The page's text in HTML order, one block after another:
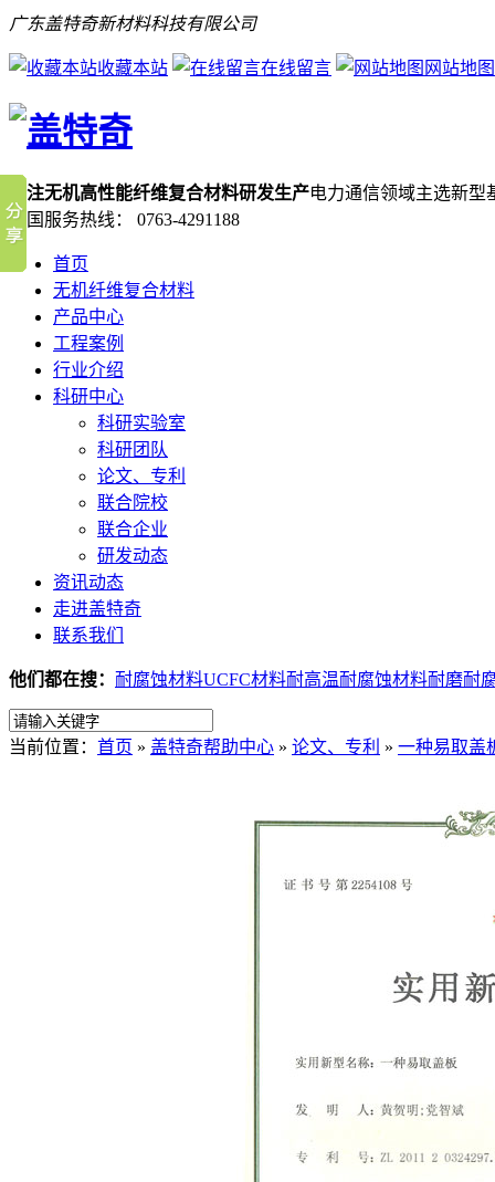
广东盖特奇新材料科技有限公司
收藏本站 在线留言 网站地图
专注无机高性能纤维复合材料研发生产电力通信领域主选新型
全国服务热线：
0763-4291188
首页
无机纤维复合材料
产品中心
工程案例
行业介绍
科研中心
科研实验室
科研团队
论文、专利
联合院校
联合企业
研发动态
资讯动态
走进盖特奇
联系我们
他们都在搜： 耐腐蚀材料UCFC材料耐高温耐腐蚀材料耐磨耐
当前位置： 首页 » 盖特奇帮助中心 » 论文、专利 » 一种易取盖